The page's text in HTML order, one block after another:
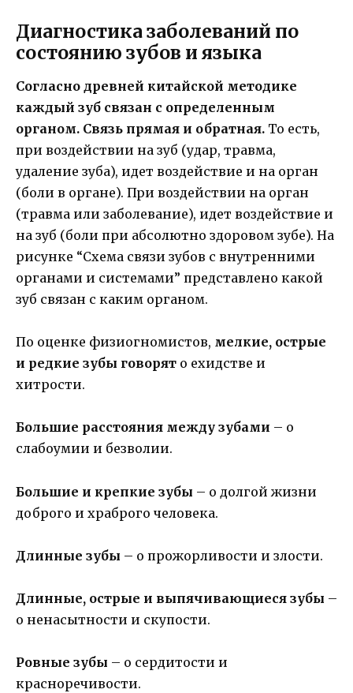
Диагностика заболеваний по
состоянию зубов и языка
Согласно древней китайской методике
каждый зуб связан с определенным
органом. Связь прямая и обратная. То есть,
при воздействии на зуб (удар, травма,
удаление зуба), идет воздействие и на орган
(боли в органе). При воздействии на орган
(травма или заболевание), идет воздействие и
на зуб (боли при абсолютно здоровом зубе). На
рисунке “Схема связи зубов с внутренними
органами и системами” представлено какой
зуб связан с каким органом.
По оценке физиогномистов, мелкие, острые
и редкие зубы говорят о ехидстве и
хитрости.
Большие расстояния между зубами – о
слабоумии и безволии.
Большие и крепкие зубы – о долгой жизни
доброго и храброго человека.
Длинные зубы – о прожорливости и злости.
Длинные, острые и выпячивающиеся зубы –
о ненасытности и скупости.
Ровные зубы – о сердитости и
красноречивости.